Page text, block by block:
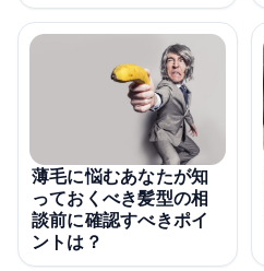
薄毛に悩むあなたが知
っておくべき髪型の相
談前に確認すべきポイ
ントは？